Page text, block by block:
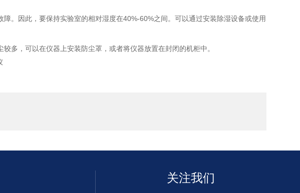
因此，要保持实验室的相对湿度在40%-60%之间。可以通过安装除湿设备或使用
，可以在仪器上安装防尘罩，或者将仪器放置在封闭的机柜中。
关注我们